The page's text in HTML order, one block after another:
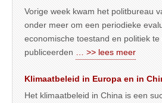
Vorige week kwam het politbureau
onder meer om een periodieke
economische toestand en politiek te
publiceerden
… >> lees meer
Klimaatbeleid in Europa en in
Het klimaatbeleid in China is een